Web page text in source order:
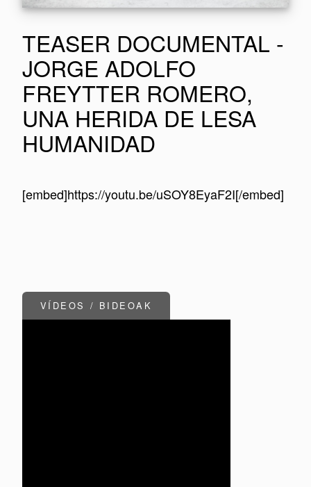
TEASER DOCUMENTAL -
JORGE ADOLFO
FREYTTER ROMERO,
UNA HERIDA DE LESA
HUMANIDAD
[embed]https://youtu.be/uSOY8EyaF2I[/embed]
VÍDEOS / BIDEOAK